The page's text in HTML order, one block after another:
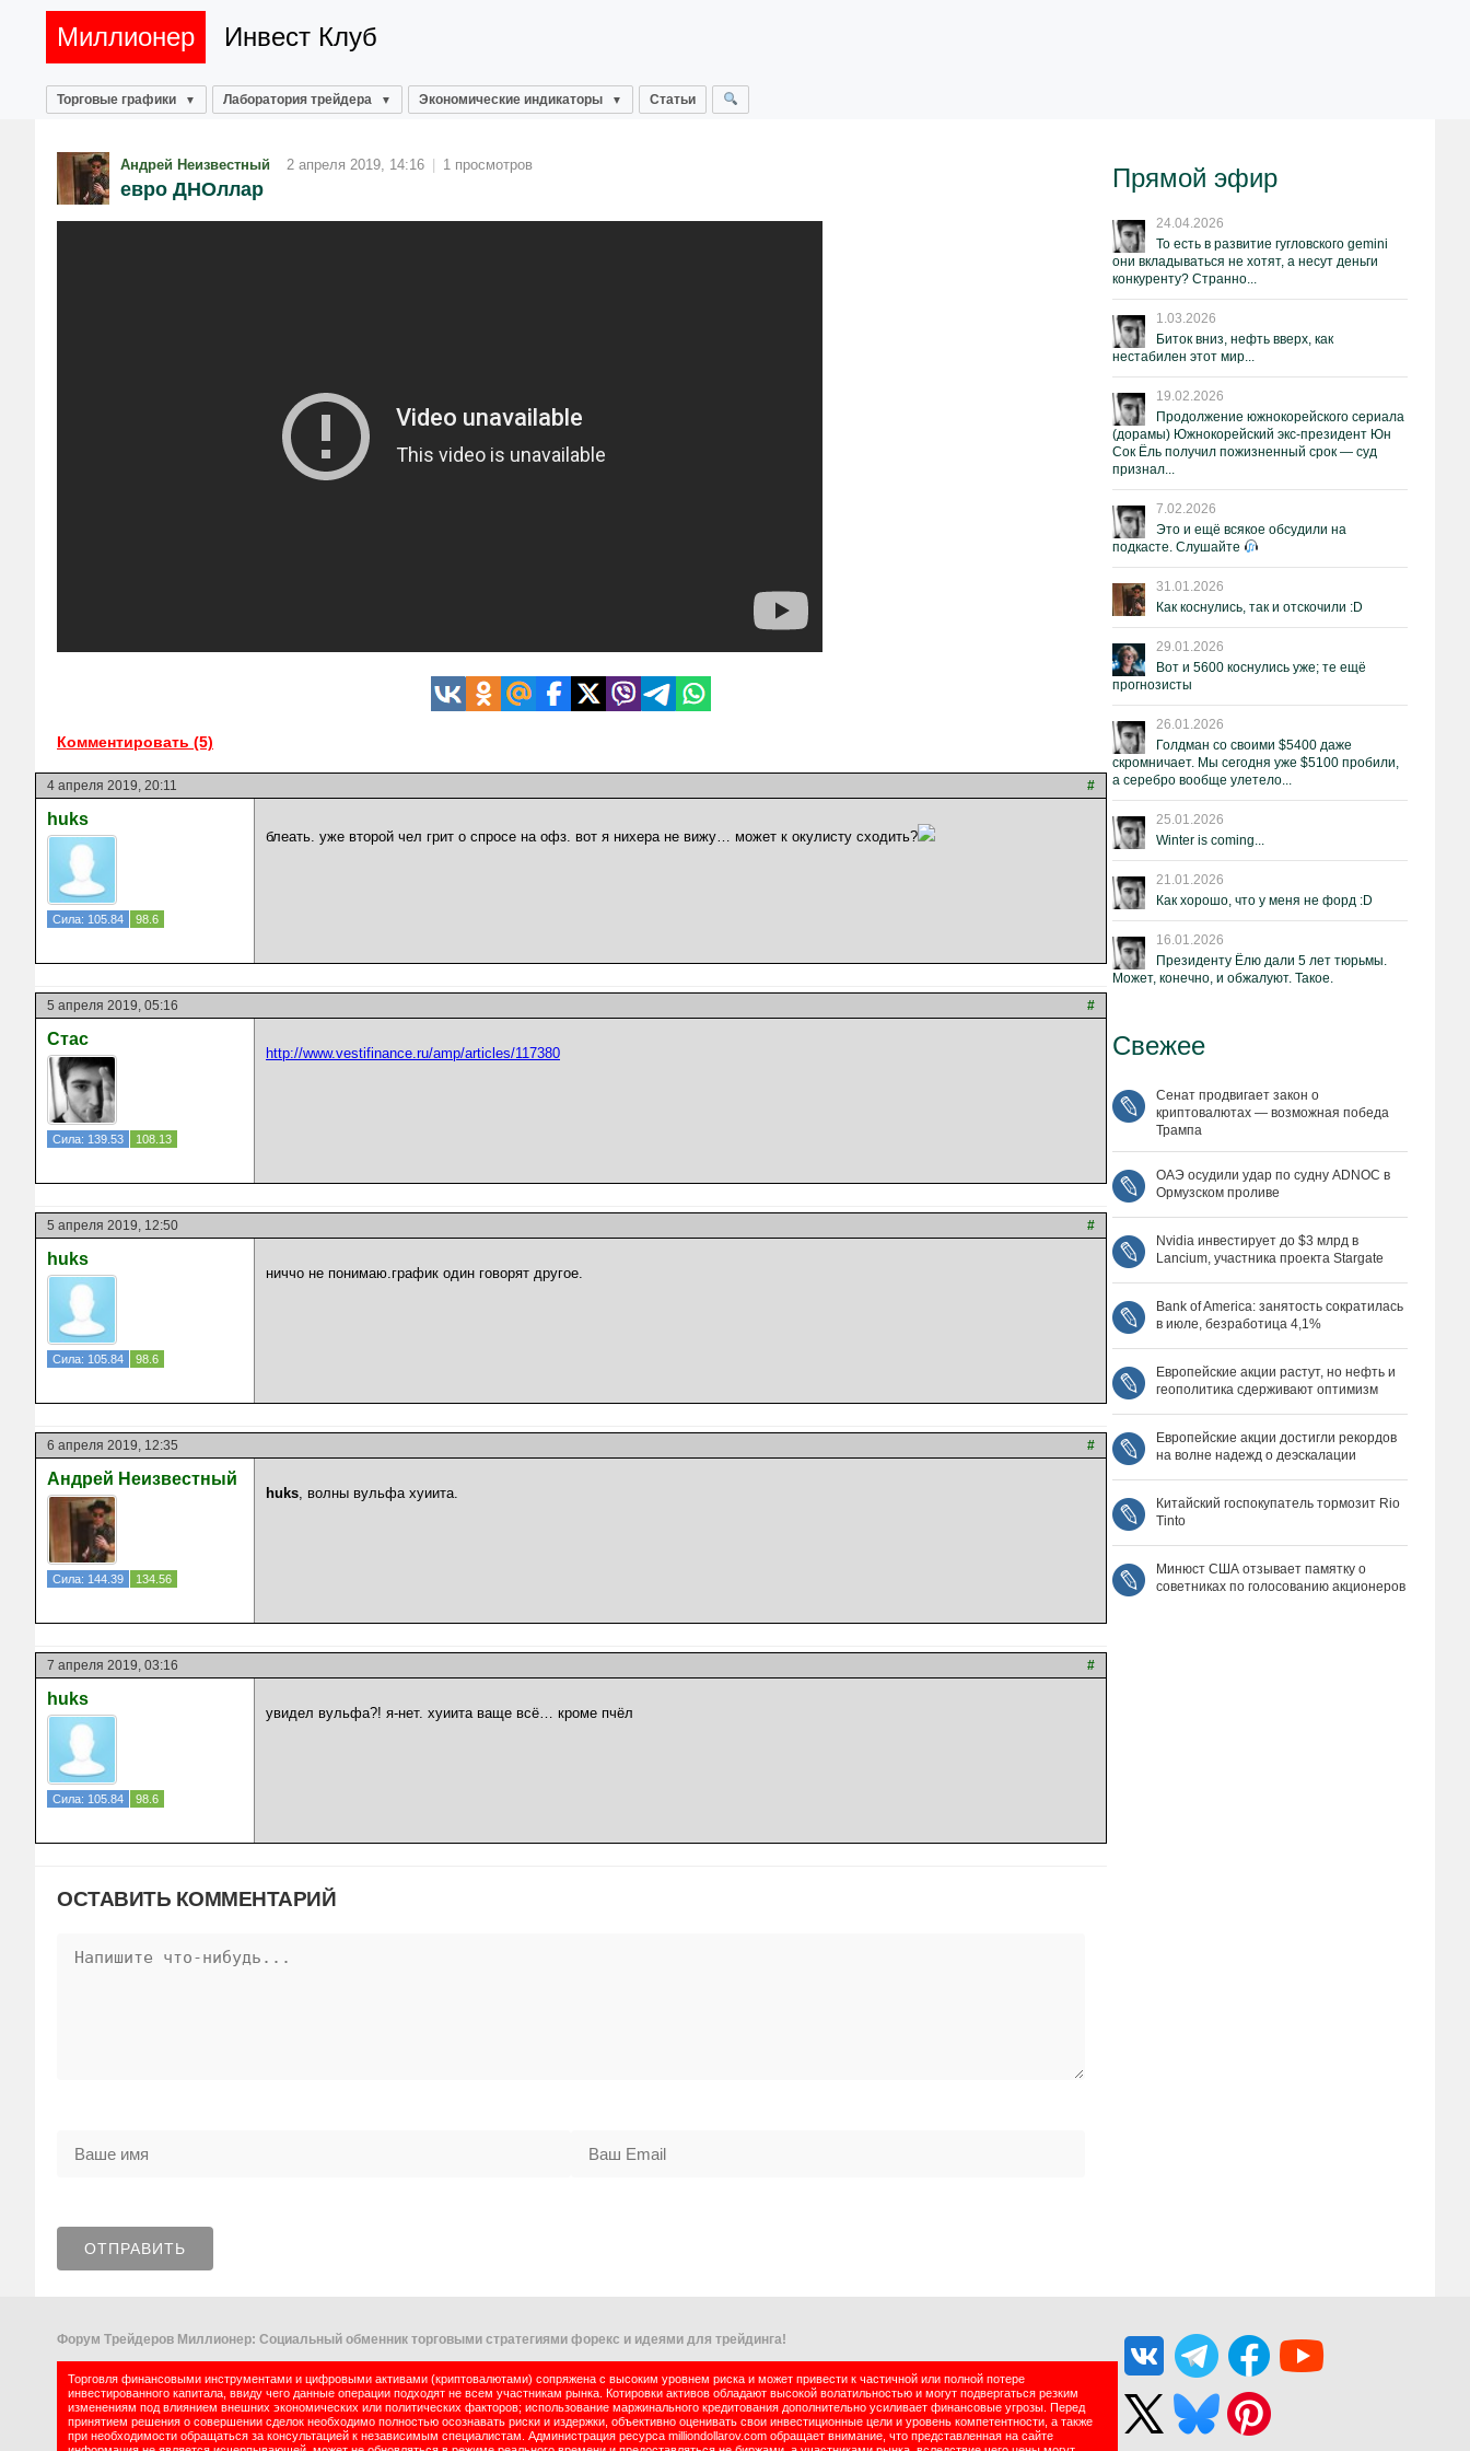
Миллионер Инвест Клуб
Торговые графики Лаборатория трейдера Экономические индикаторы Статьи
Андрей Неизвестный 2 апреля 2019, 14:16 | 1 просмотров
евро ДНОллар
Комментировать (5)
4 апреля 2019, 20:11 #
huks
Сила: 105.84 98.6
блеать. уже второй чел грит о спросе на офз. вот я нихера не вижу… может к окулисту сходить?
5 апреля 2019, 05:16 #
Стас
Сила: 139.53 108.13
http://www.vestifinance.ru/amp/articles/117380
5 апреля 2019, 12:50 #
huks
Сила: 105.84 98.6
ниччо не понимаю.график один говорят другое.
6 апреля 2019, 12:35 #
Андрей Неизвестный
Сила: 144.39 134.56
huks, волны вульфа хуиита.
7 апреля 2019, 03:16 #
huks
Сила: 105.84 98.6
увидел вульфа?! я-нет. хуиита ваще всё… кроме пчёл
ОСТАВИТЬ КОММЕНТАРИЙ
Прямой эфир
24.04.2026
То есть в развитие гугловского gemini
они вкладываться не хотят, а несут деньги
конкуренту? Странно...
1.03.2026
Биток вниз, нефть вверх, как
нестабилен этот мир...
19.02.2026
Продолжение южнокорейского сериала
(дорамы) Южнокорейский экс-президент Юн
Сок Ёль получил пожизненный срок — суд
признал...
7.02.2026
Это и ещё всякое обсудили на
подкасте. Слушайте
31.01.2026
Как коснулись, так и отскочили :D
29.01.2026
Вот и 5600 коснулись уже; те ещё
прогнозисты
26.01.2026
Голдман со своими $5400 даже
скромничает. Мы сегодня уже $5100 пробили,
а серебро вообще улетело...
25.01.2026
Winter is coming...
21.01.2026
Как хорошо, что у меня не форд :D
16.01.2026
Президенту Ёлю дали 5 лет тюрьмы.
Может, конечно, и обжалуют. Такое.
Свежее
Сенат продвигает закон о
криптовалютах — возможная победа
Трампа
ОАЭ осудили удар по судну ADNOC в
Ормузском проливе
Nvidia инвестирует до $3 млрд в
Lancium, участника проекта Stargate
Bank of America: занятость сократилась
в июле, безработица 4,1%
Европейские акции растут, но нефть и
геополитика сдерживают оптимизм
Европейские акции достигли рекордов
на волне надежд о деэскалации
Китайский госпокупатель тормозит Rio
Tinto
Минюст США отзывает памятку о
советниках по голосованию акционеров
Форум Трейдеров Миллионер: Социальный обменник торговыми стратегиями форекс и идеями для трейдинга!
Торговля финансовыми инструментами и цифровыми активами (криптовалютами) сопряжена с высоким уровнем риска и может привести к частичной или полной потере
инвестированного капитала, ввиду чего данные операции подходят не всем участникам рынка. Котировки активов обладают высокой волатильностью и могут подвергаться резким
изменениям под влиянием внешних экономических или политических факторов; использование маржинального кредитования дополнительно усиливает финансовые угрозы. Перед
принятием решения о совершении сделок необходимо полностью осознавать риски и издержки, объективно оценивать свои инвестиционные цели и уровень компетентности, а также
при необходимости обращаться за консультацией к независимым специалистам. Администрация ресурса milliondollarov.com обращает внимание, что представленная на сайте